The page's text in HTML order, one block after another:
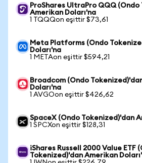
ProShares UltraPro QQQ
Amerikan Doları'na
1 TQQQon eşittir $73,61
Meta Platforms (Ondo
Doları'na
1 METAon eşittir $594,21
Broadcom (Ondo
Doları'na
1 AVGOon eşittir $426,62
SpaceX (Ondo Tokenized)'dan
1 SPCXon eşittir $128,31
iShares Russell 2000 Value ETF
Tokenized)'dan Amerikan